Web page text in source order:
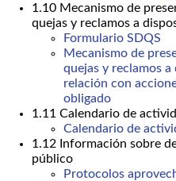
1.10 Mecanismo de
quejas y reclamos a
Formulario SDQS
Mecanismo de
quejas y reclamos
relación con
obligado
1.11 Calendario de
Calendario de
1.12 Información sobre
público
Protocolos